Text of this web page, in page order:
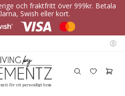
och fraktfritt över 999kr. Betala
Swish eller kort.